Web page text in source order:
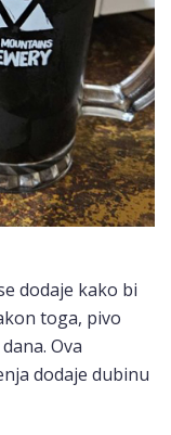
dodaje kako bi
toga, pivo
Ova
dodaje dubinu